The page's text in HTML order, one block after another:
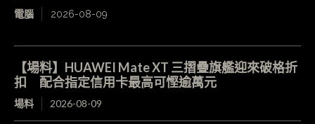
電腦 2026-08-09
【場料】HUAWEI Mate XT 三摺疊旗艦迎來破格折
扣 配合指定信用卡最高可慳逾萬元
場料 2026-08-09